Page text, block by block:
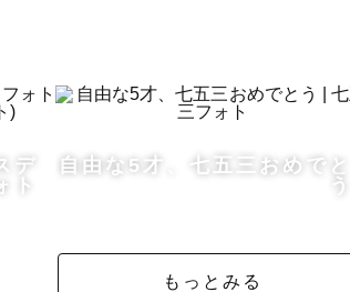
リー撮影について
デ
ト
自由な5才、七五三おめでと
う
もっとみる